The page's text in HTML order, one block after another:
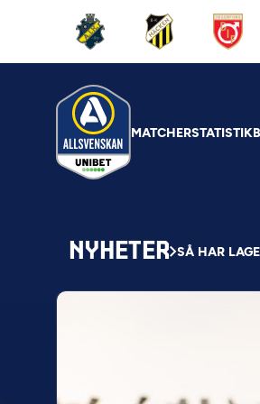
MATCHERSTATISTIK
NYHETER SÅ HAR